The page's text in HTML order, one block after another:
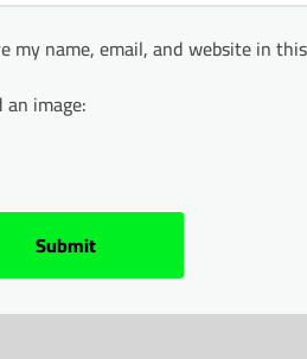
my name, email, and website in
an image: